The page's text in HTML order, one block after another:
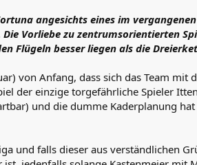
angesichts eines im
Vorliebe zu zentrumsorientierten
Flügeln besser liegen als die
von Anfang, dass sich das Team
der einzige torgefährliche Spieler
und die dumme Kaderplanung
und falls dieser aus verständlichen